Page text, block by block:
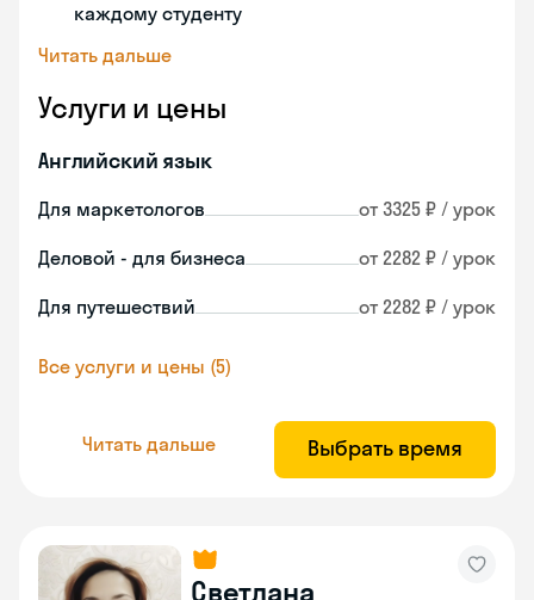
каждому студенту
Читать дальше
Услуги и цены
Английский язык
Для маркетологов от 3325 ₽ / урок
Деловой - для бизнеса от 2282 ₽ / урок
Для путешествий от 2282 ₽ / урок
Все услуги и цены (5)
Читать дальше Выбрать время
Светлана